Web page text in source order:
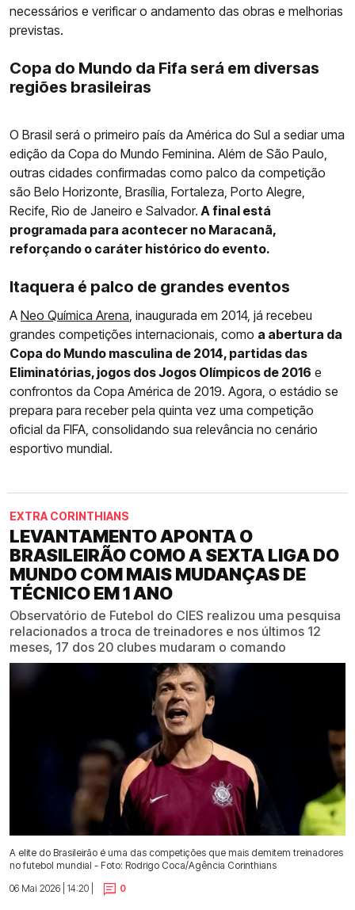
necessários e verificar o andamento das obras e melhorias
previstas.
Copa do Mundo da Fifa será em diversas
regiões brasileiras
O Brasil será o primeiro país da América do Sul a sediar uma
edição da Copa do Mundo Feminina. Além de São Paulo,
outras cidades confirmadas como palco da competição
são Belo Horizonte, Brasília, Fortaleza, Porto Alegre,
Recife, Rio de Janeiro e Salvador. A final está
programada para acontecer no Maracanã,
reforçando o caráter histórico do evento.
Itaquera é palco de grandes eventos
A Neo Química Arena , inaugurada em 2014, já recebeu
grandes competições internacionais, como a abertura da
Copa do Mundo masculina de 2014, partidas das
Eliminatórias, jogos dos Jogos Olímpicos de 2016 e
confrontos da Copa América de 2019. Agora, o estádio se
prepara para receber pela quinta vez uma competição
oficial da FIFA, consolidando sua relevância no cenário
esportivo mundial.
EXTRA CORINTHIANS
LEVANTAMENTO APONTA O
BRASILEIRÃO COMO A SEXTA LIGA DO
MUNDO COM MAIS MUDANÇAS DE
TÉCNICO EM 1 ANO
Observatório de Futebol do CIES realizou uma pesquisa
relacionados a troca de treinadores e nos últimos 12
meses, 17 dos 20 clubes mudaram o comando
A elite do Brasileirão é uma das competições que mais demitem treinadores
no futebol mundial - Foto: Rodrigo Coca/Agência Corinthians
06 Mai 2026 | 14:20 |
0